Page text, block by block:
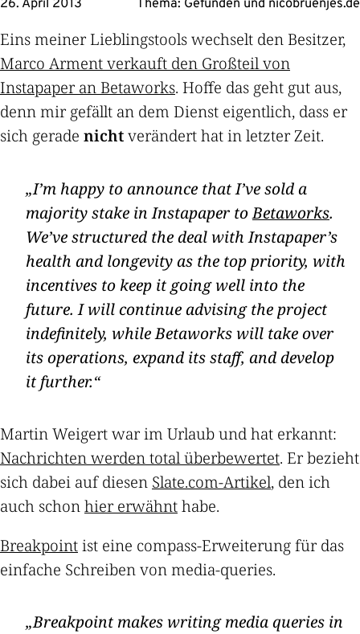
26. April 2013 Thema: Gefunden und nicobruenjes.de
Eins meiner Lieblingstools wechselt den Besitzer,
Marco Arment verkauft den Großteil von
Instapaper an Betaworks. Hoffe das geht gut aus,
denn mir gefällt an dem Dienst eigentlich, dass er
sich gerade nichtverändert hat in letzter Zeit.
I’m happy to announce that I’ve sold a
majority stake in Instapaper toBetaworks.
We’ve structured the deal with Instapaper’s
health and longevity as the top priority, with
incentives to keep it going well into the
future. I will continue advising the project
indefinitely, while Betaworks will take over
its operations, expand its staff, and develop
it further.
Martin Weigert war im Urlaub und hat erkannt:
Nachrichten werden total überbewertet. Er bezieht
sich dabei auf diesen Slate.com-Artikel, den ich
auch schonhier erwähnthabe.
Breakpointist eine compass-Erweiterung für das
einfache Schreiben von media-queries.
Breakpoint makes writing media queries in